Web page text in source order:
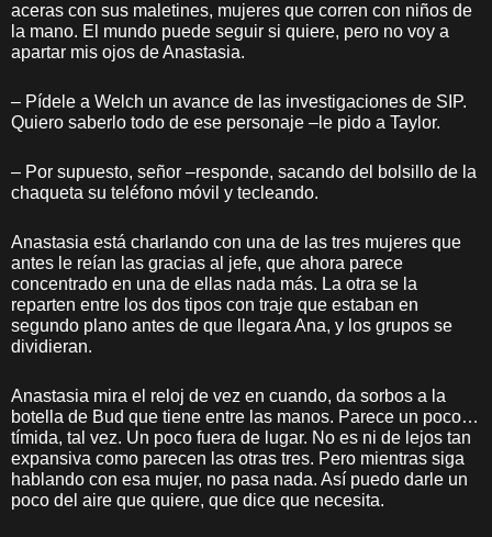
aceras con sus maletines, mujeres que corren con niños de
la mano. El mundo puede seguir si quiere, pero no voy a
apartar mis ojos de Anastasia.
– Pídele a Welch un avance de las investigaciones de SIP.
Quiero saberlo todo de ese personaje –le pido a Taylor.
– Por supuesto, señor –responde, sacando del bolsillo de la
chaqueta su teléfono móvil y tecleando.
Anastasia está charlando con una de las tres mujeres que
antes le reían las gracias al jefe, que ahora parece
concentrado en una de ellas nada más. La otra se la
reparten entre los dos tipos con traje que estaban en
segundo plano antes de que llegara Ana, y los grupos se
dividieran.
Anastasia mira el reloj de vez en cuando, da sorbos a la
botella de Bud que tiene entre las manos. Parece un poco…
tímida, tal vez. Un poco fuera de lugar. No es ni de lejos tan
expansiva como parecen las otras tres. Pero mientras siga
hablando con esa mujer, no pasa nada. Así puedo darle un
poco del aire que quiere, que dice que necesita.